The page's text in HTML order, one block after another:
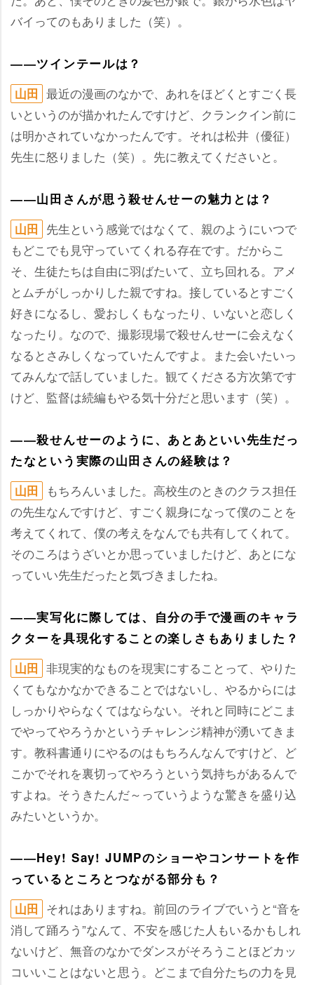
バイってのもありました（笑）。
――ツインテールは？
山田 最近の漫画のなかで、あれをほどくとすごく長
いというのが描かれたんですけど、クランクイン前に
は明かされていなかったんです。それは松井（優征）
先生に怒りました（笑）。先に教えてくださいと。
――山田さんが思う殺せんせーの魅力とは？
山田 先生という感覚ではなくて、親のようにいつで
もどこでも見守っていてくれる存在です。だからこ
そ、生徒たちは自由に羽ばたいて、立ち回れる。アメ
とムチがしっかりした親ですね。接しているとすごく
好きになるし、愛おしくもなったり、いないと恋しく
なったり。なので、撮影現場で殺せんせーに会えなく
なるとさみしくなっていたんですよ。また会いたいっ
てみんなで話していました。観てくださる方次第です
けど、監督は続編もやる気十分だと思います（笑）。
――殺せんせーのように、あとあといい先生だっ
たなという実際の山田さんの経験は？
山田
もちろんいました。高校生のときのクラス担任
の先生なんですけど、すごく親身になって僕のことを
考えてくれて、僕の考えをなんでも共有してくれて。
そのころはうざいとか思っていましたけど、あとにな
っていい先生だったと気づきましたね。
――実写化に際しては、自分の手で漫画のキャラ
クターを具現化することの楽しさもありました？
山田 非現実的なものを現実にすることって、やりた
くてもなかなかできることではないし、やるからには
しっかりやらなくてはならない。それと同時にどこま
でやってやろうかというチャレンジ精神が湧いてきま
す。教科書通りにやるのはもちろんなんですけど、ど
こかでそれを裏切ってやろうという気持ちがあるんで
すよね。そうきたんだ～っていうような驚きを盛り込
みたいというか。
――Hey! Say! JUMPのショーやコンサートを作
っているところとつながる部分も？
山田 それはありますね。前回のライブでいうと“音を
消して踊ろう”なんて、不安を感じた人もいるかもしれ
ないけど、無音のなかでダンスがそろうことほどカッ
コいいことはないと思う。どこまで自分たちの力を見